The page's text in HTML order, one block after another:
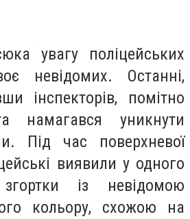
увагу поліцейських
невідомих. Останні,
інспекторів, помітно
намагався уникнути
Під час поверхневої
виявили у одного
із невідомою
кольору, схожою на